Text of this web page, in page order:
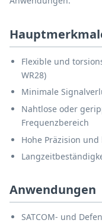
Flexible und
WR28)
Minimale
Nahtlose oder
Frequenzbereich
Hohe Präzision und
Anwendungen
SATCOM- und